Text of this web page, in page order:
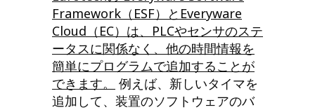
Framework （ESF）とEveryware
Cloud（EC） は、PLCやセンサのステ
ータスに関係なく、他の時間情報を
簡単にプログラムで追加することが
できます。
例えば、新しいタイマを
追加して、装置のソフトウェアのバ